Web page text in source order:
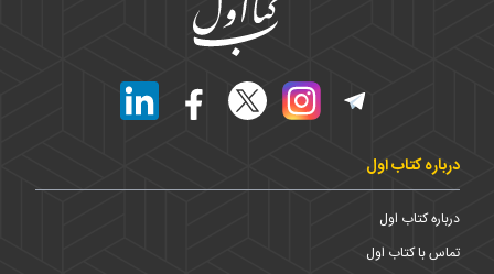
درباره کتاب اول
درباره کتاب اول
تماس با کتاب اول